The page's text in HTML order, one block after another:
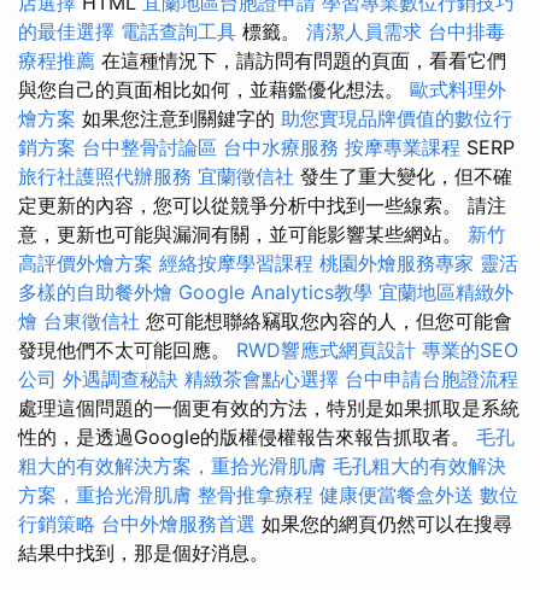
的最佳選擇 電話查詢工具 標籤。 清潔人員需求 台中排毒
療程推薦 在這種情況下，請訪問有問題的頁面，看看它們
與您自己的頁面相比如何，並藉鑑優化想法。 歐式料理外
燴方案 如果您注意到關鍵字的 助您實現品牌價值的數位行
銷方案 台中整骨討論區 台中水療服務 按摩專業課程 SERP
旅行社護照代辦服務 宜蘭徵信社 發生了重大變化，但不確
定更新的內容，您可以從競爭分析中找到一些線索。 請注
意，更新也可能與漏洞有關，並可能影響某些網站。 新竹
高評價外燴方案 經絡按摩學習課程 桃園外燴服務專家 靈活
多樣的自助餐外燴 Google Analytics教學 宜蘭地區精緻外
燴 台東徵信社 您可能想聯絡竊取您內容的人，但您可能會
發現他們不太可能回應。 RWD響應式網頁設計 專業的SEO
公司 外遇調查秘訣 精緻茶會點心選擇 台中申請台胞證流程
處理這個問題的一個更有效的方法，特別是如果抓取是系統
性的，是透過Google的版權侵權報告來報告抓取者。 毛孔
粗大的有效解決方案，重拾光滑肌膚 毛孔粗大的有效解決
方案，重拾光滑肌膚 整骨推拿療程 健康便當餐盒外送 數位
行銷策略 台中外燴服務首選 如果您的網頁仍然可以在搜尋
結果中找到，那是個好消息。